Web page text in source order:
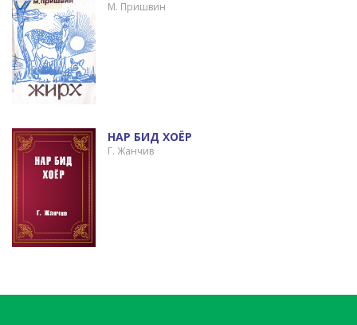
М. Пришвин
НАР БИД ХОЁР
Г. Жанчив